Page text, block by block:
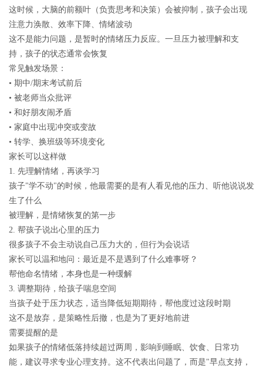
这时候，大脑的前额叶（负责思考和决策）会被抑制，孩子会出现
注意力涣散、效率下降、情绪波动
这不是能力问题，是暂时的情绪压力反应。一旦压力被理解和支
持，孩子的状态通常会恢复
常见触发场景：
• 期中/期末考试前后
• 被老师当众批评
• 和好朋友闹矛盾
• 家庭中出现冲突或变故
• 转学、换班级等环境变化
家长可以这样做
1. 先理解情绪，再谈学习
孩子"学不动"的时候，他最需要的是有人看见他的压力、听他说说发
生了什么
被理解，是情绪恢复的第一步
2. 帮孩子说出心里的压力
很多孩子不会主动说自己压力大的，但行为会说话
家长可以温和地问：最近是不是遇到了什么难事呀？
帮他命名情绪，本身也是一种缓解
3. 调整期待，给孩子喘息空间
当孩子处于压力状态，适当降低短期期待，帮他度过这段时期
这不是放弃，是策略性后撤，也是为了更好地前进
需要提醒的是
如果孩子的情绪低落持续超过两周，影响到睡眠、饮食、日常功
能，建议寻求专业心理支持。这不代表出问题了，而是"早点支持，